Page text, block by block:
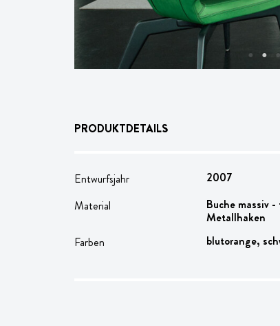
PRODUKTDETAILS
Entwurfsjahr
2007
Material
Buche massiv
Metallhaken
Farben
blutorange,